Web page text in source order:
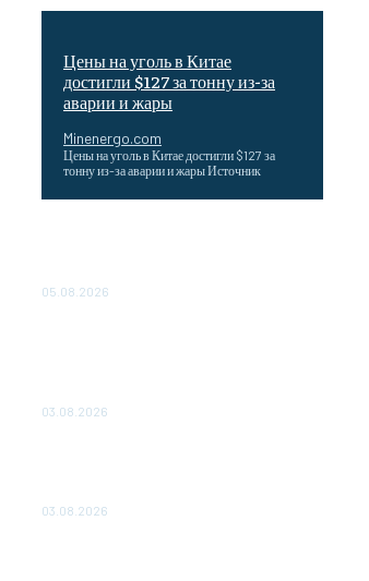
Цены на уголь в Китае
достигли $127 за тонну из-за
аварии и жары
Minenergo.com
Цены на уголь в Китае достигли $127 за
тонну из-за аварии и жары Источник
05.08.2026
03.08.2026
03.08.2026